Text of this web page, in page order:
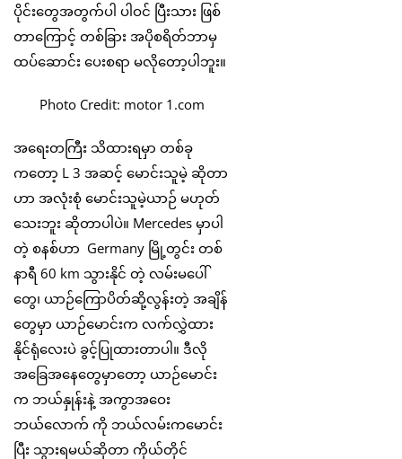
ပိုင်းတွေအတွက်ပါ ပါဝင် ပြီးသား ဖြစ်
တာကြောင့် တစ်ခြား အပိုစရိတ်ဘာမှ
ထပ်ဆောင်း ပေးစရာ မလိုတော့ပါဘူး။
Photo Credit: motor 1.com
အရေးတကြီး သိထားရမှာ တစ်ခု
ကတော့ L 3 အဆင့် မောင်းသူမဲ့ ဆိုတာ
ဟာ အလုံးစုံ မောင်းသူမဲ့ယာဉ် မဟုတ်
သေးဘူး ဆိုတာပါပဲ။ Mercedes မှာပါ
တဲ့ စနစ်ဟာ Germany မြို့တွင်း တစ်
နာရီ 60 km သွားနိုင် တဲ့ လမ်းမပေါ်
တွေ၊ ယာဉ်ကြောပိတ်ဆို့လွန်းတဲ့ အချိန်
တွေမှာ ယာဉ်မောင်းက လက်လွှဲထား
နိုင်ရုံလေးပဲ ခွင့်ပြုထားတာပါ။ ဒီလို
အခြေအနေတွေမှာတော့ ယာဉ်မောင်း
က ဘယ်နှုန်းနဲ့ အကွာအဝေး
ဘယ်လောက် ကို ဘယ်လမ်းကမောင်း
ပြီး သွားရမယ်ဆိုတာ ကိုယ်တိုင်